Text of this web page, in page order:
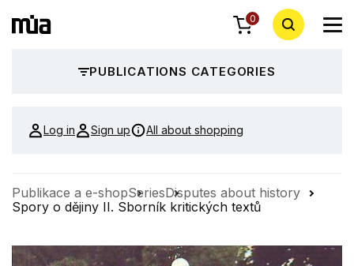
0
PUBLICATIONS CATEGORIES
Log in Sign up All about shopping
Publikace a e-shopSeriesDisputes about history
Spory o dějiny II. Sborník kritických textů